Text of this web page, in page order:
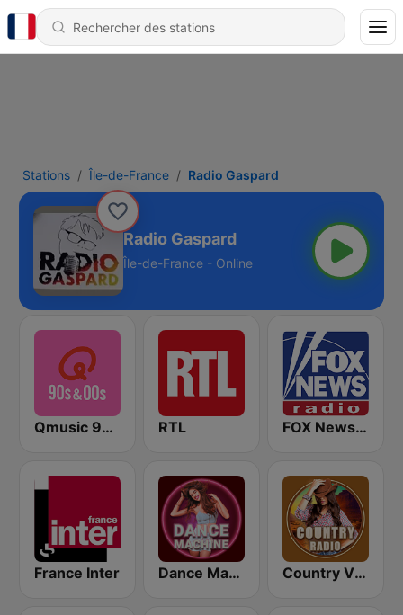
Stations Île-de-France Radio Gaspard
Radio Gaspard
Île-de-France - Online
Qmusic 90's & 00's RTL FOX News Radio
France Inter Dance Machine Country Vibes